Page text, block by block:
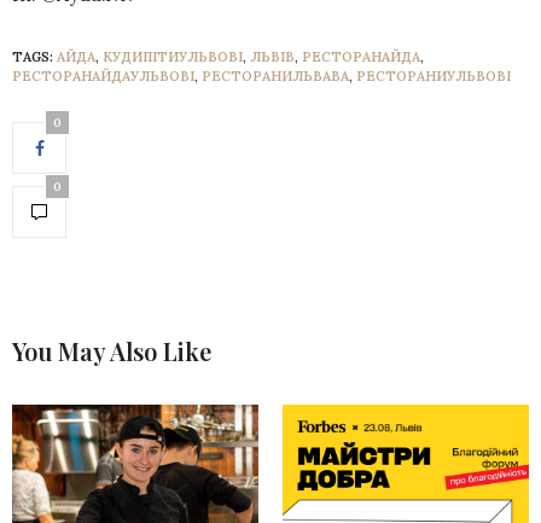
TAGS: АЙДА, КУДИПІТИУЛЬВОВІ, ЛЬВІВ, РЕСТОРАНАЙДА,
РЕСТОРАНАЙДАУЛЬВОВІ, РЕСТОРАНИЛЬВАВА, РЕСТОРАНИУЛЬВОВІ
0
0
You May Also Like